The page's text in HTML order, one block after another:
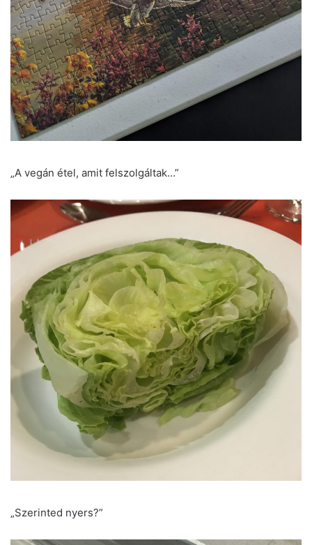
„A vegán étel, amit felszolgáltak…”
„Szerinted nyers?”